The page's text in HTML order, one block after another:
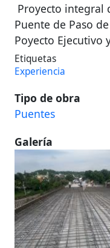
Proyecto integral
Puente de Paso
Poyecto Ejecutivo
Etiquetas
Experiencia
Tipo de obra
Puentes
Galería